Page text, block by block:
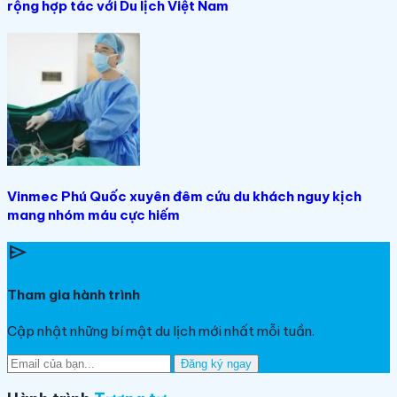
rộng hợp tác với Du lịch Việt Nam
Vinmec Phú Quốc xuyên đêm cứu du khách nguy kịch
mang nhóm máu cực hiếm
send
Tham gia hành trình
Cập nhật những bí mật du lịch mới nhất mỗi tuần.
Đăng ký ngay